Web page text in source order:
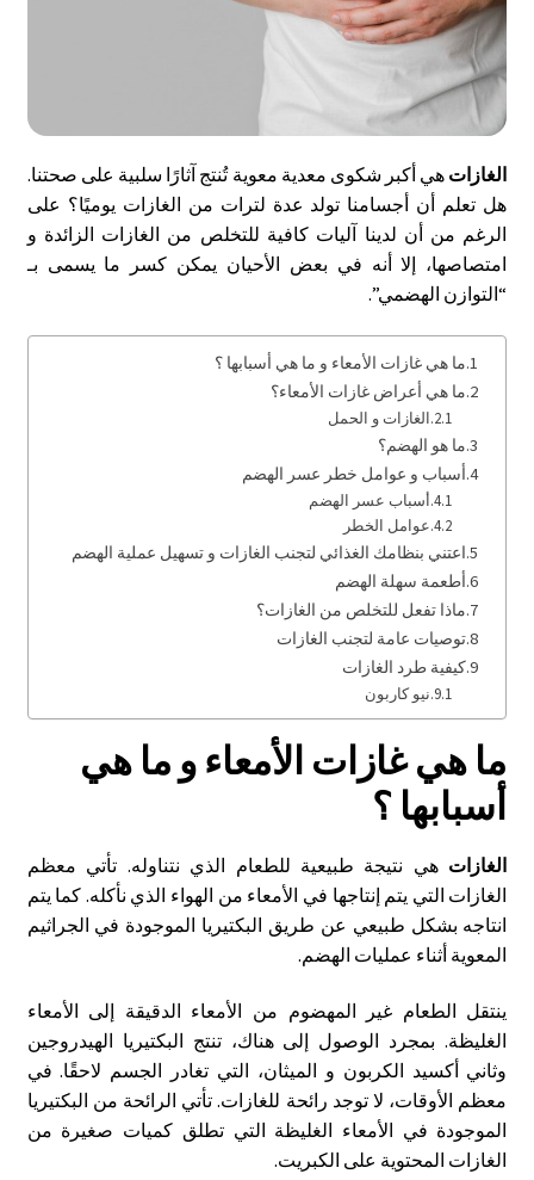
الغازات هي أكبر شكوى معدية معوية تُنتج آثارًا سلبية على صحتنا.
هل تعلم أن أجسامنا تولد عدة لترات من الغازات يوميًا؟ على
الرغم من أن لدينا آليات كافية للتخلص من الغازات الزائدة و
امتصاصها، إلا أنه في بعض الأحيان يمكن كسر ما يسمى بـ
“التوازن الهضمي”.
ما هي غازات الأمعاء و ما هي أسبابها ؟
ما هي أعراض غازات الأمعاء؟
الغازات و الحمل
ما هو الهضم؟
أسباب و عوامل خطر عسر الهضم
أسباب عسر الهضم
عوامل الخطر
اعتني بنظامك الغذائي لتجنب الغازات و تسهيل عملية الهضم
أطعمة سهلة الهضم
ماذا تفعل للتخلص من الغازات؟
توصيات عامة لتجنب الغازات
كيفية طرد الغازات
نيو كاربون
ما هي غازات الأمعاء و ما هي
أسبابها ؟
الغازاتهي نتيجة طبيعية للطعام الذي نتناوله. تأتي معظم
الغازات التي يتم إنتاجها في الأمعاء من الهواء الذي نأكله. كما يتم
انتاجه بشكل طبيعي عن طريق البكتيريا الموجودة في الجراثيم
المعوية أثناء عمليات الهضم.
ينتقل الطعام غير المهضوم من الأمعاء الدقيقة إلى الأمعاء
الغليظة. بمجرد الوصول إلى هناك، تنتج البكتيريا الهيدروجين
وثاني أكسيد الكربون و الميثان، التي تغادر الجسم لاحقًا. في
معظم الأوقات، لا توجد رائحة للغازات. تأتي الرائحة من البكتيريا
الموجودة في الأمعاء الغليظة التي تطلق كميات صغيرة من
الغازات المحتوية على الكبريت.